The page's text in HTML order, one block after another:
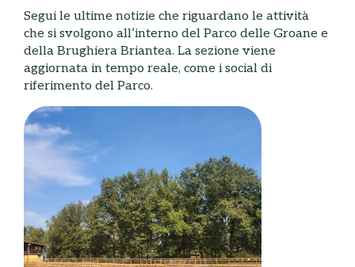
Segui le ultime notizie che riguardano le attività
che si svolgono all’interno del Parco delle Groane e
della Brughiera Briantea. La sezione viene
aggiornata in tempo reale, come i social di
riferimento del Parco.